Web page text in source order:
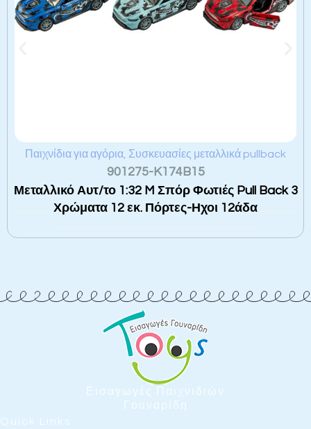
Παιχνίδια για αγόρια Συσκευασίες μεταλλικά pullback
901275-K174B15
Μεταλλικό Αυτ/το 1:32 M Σπόρ Φωτιές Pull Back 3
Χρώματα 12 εκ. Πόρτες-Ηχοι 12άδα
Εισαγωγές Παιχνιδιών
Γουναρίδη
Quick Links